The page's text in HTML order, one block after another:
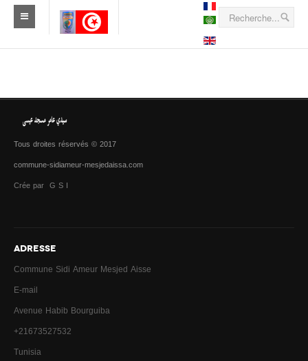
Tous droites réservés © 2017
commune-sidiameur-mesjedaissa.com
Crée par G S I
ADRESSE
Commune Sidi Ameur Mesjed Aisse
E-mail
Avenue Habib Bourguiba
+21673527532
Tunisia